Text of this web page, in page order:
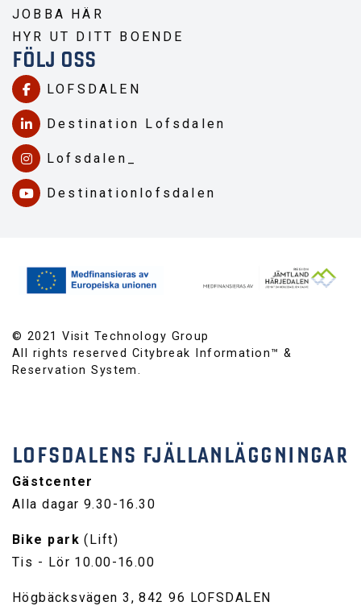
JOBBA HÄR
HYR UT DITT BOENDE
FÖLJ OSS
LOFSDALEN
Destination Lofsdalen
Lofsdalen_
Destinationlofsdalen
© 2021 Visit Technology Group
All rights reserved Citybreak Information™ &
Reservation System.
LOFSDALENS FJÄLLANLÄGGNINGAR
Gästcenter
Alla dagar 9.30-16.30
Bike park (Lift)
Tis - Lör 10.00-16.00
Högbäcksvägen 3, 842 96 LOFSDALEN